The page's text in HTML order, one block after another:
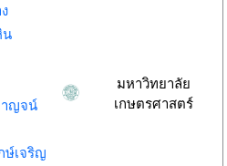
น
าญจน์
เจริญ
มหาวิทยาลัย
เกษตรศาสตร์